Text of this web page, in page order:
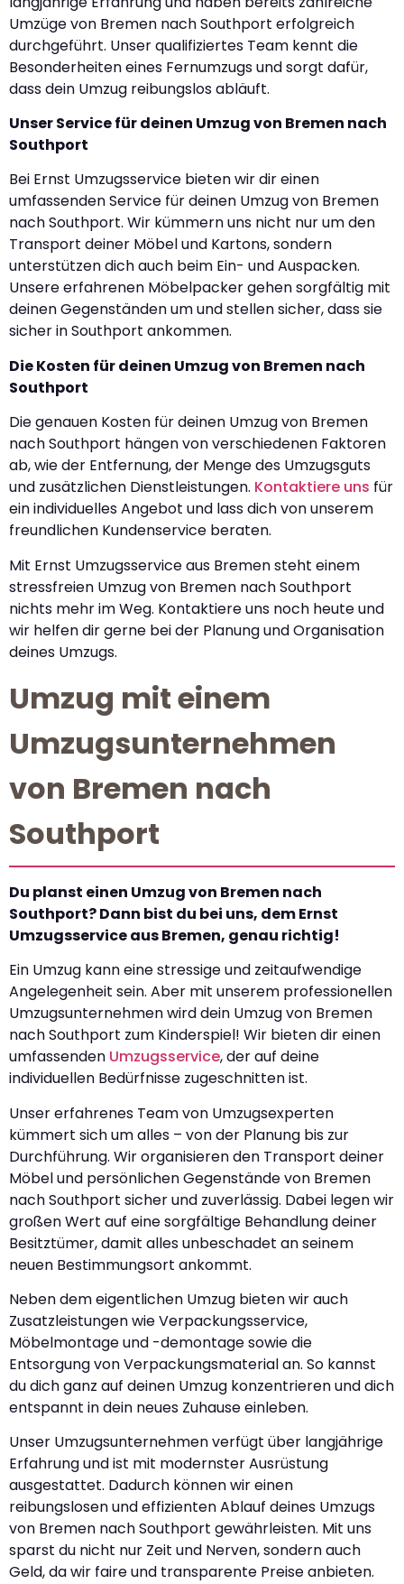
Umzüge von Bremen nach Southport erfolgreich
durchgeführt. Unser qualifiziertes Team kennt die
Besonderheiten eines Fernumzugs und sorgt dafür,
dass dein Umzug reibungslos abläuft.
Unser Service für deinen Umzug von Bremen nach
Southport
Bei Ernst Umzugsservice bieten wir dir einen
umfassenden Service für deinen Umzug von Bremen
nach Southport. Wir kümmern uns nicht nur um den
Transport deiner Möbel und Kartons, sondern
unterstützen dich auch beim Ein- und Auspacken.
Unsere erfahrenen Möbelpacker gehen sorgfältig mit
deinen Gegenständen um und stellen sicher, dass sie
sicher in Southport ankommen.
Die Kosten für deinen Umzug von Bremen nach
Southport
Die genauen Kosten für deinen Umzug von Bremen
nach Southport hängen von verschiedenen Faktoren
ab, wie der Entfernung, der Menge des Umzugsguts
und zusätzlichen Dienstleistungen. Kontaktiere uns für
ein individuelles Angebot und lass dich von unserem
freundlichen Kundenservice beraten.
Mit Ernst Umzugsservice aus Bremen steht einem
stressfreien Umzug von Bremen nach Southport
nichts mehr im Weg. Kontaktiere uns noch heute und
wir helfen dir gerne bei der Planung und Organisation
deines Umzugs.
Umzug mit einem
Umzugsunternehmen
von Bremen nach
Southport
Du planst einen Umzug von Bremen nach
Southport? Dann bist du bei uns, dem Ernst
Umzugsservice aus Bremen, genau richtig!
Ein Umzug kann eine stressige und zeitaufwendige
Angelegenheit sein. Aber mit unserem professionellen
Umzugsunternehmen wird dein Umzug von Bremen
nach Southport zum Kinderspiel! Wir bieten dir einen
umfassenden Umzugsservice, der auf deine
individuellen Bedürfnisse zugeschnitten ist.
Unser erfahrenes Team von Umzugsexperten
kümmert sich um alles – von der Planung bis zur
Durchführung. Wir organisieren den Transport deiner
Möbel und persönlichen Gegenstände von Bremen
nach Southport sicher und zuverlässig. Dabei legen wir
großen Wert auf eine sorgfältige Behandlung deiner
Besitztümer, damit alles unbeschadet an seinem
neuen Bestimmungsort ankommt.
Neben dem eigentlichen Umzug bieten wir auch
Zusatzleistungen wie Verpackungsservice,
Möbelmontage und -demontage sowie die
Entsorgung von Verpackungsmaterial an. So kannst
du dich ganz auf deinen Umzug konzentrieren und dich
entspannt in dein neues Zuhause einleben.
Unser Umzugsunternehmen verfügt über langjährige
Erfahrung und ist mit modernster Ausrüstung
ausgestattet. Dadurch können wir einen
reibungslosen und effizienten Ablauf deines Umzugs
von Bremen nach Southport gewährleisten. Mit uns
sparst du nicht nur Zeit und Nerven, sondern auch
Geld, da wir faire und transparente Preise anbieten.